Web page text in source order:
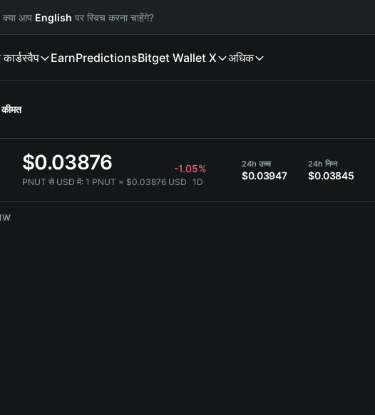
आप English पर स्विच करना चाहेंगे?
स्वैप EarnPredictionsBitget Wallet X अधिक
कीमत
$0.03876 -1.05%
PNUT से USD में: 1 PNUT = $0.03876 USD 1D
24h उच्च
$0.03947
24h निम्न
$0.03845